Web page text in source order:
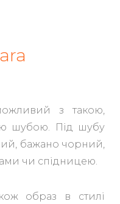
з такою,
шубою. Під шубу
бажано чорний,
чи спідницею.
образ в стилі